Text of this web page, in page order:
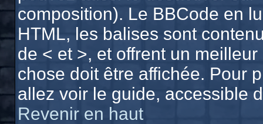
composition). Le BBCode en
HTML, les balises sont
de < et >, et offrent un
chose doit être affichée. Pour
allez voir le guide, accessible
Revenir en haut